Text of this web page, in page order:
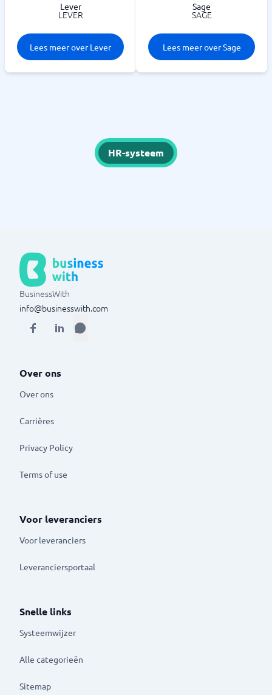
Lever
LEVER
Lees meer over Lever
Sage
SAGE
Lees meer over Sage
HR-systeem
BusinessWith
info@businesswith.com
Over ons
Over ons
Carrières
Privacy Policy
Terms of use
Voor leveranciers
Voor leveranciers
Leveranciersportaal
Snelle links
Systeemwijzer
Alle categorieën
Sitemap